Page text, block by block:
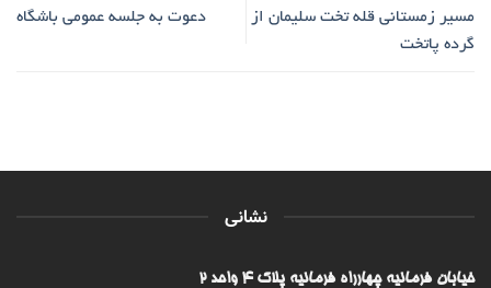
مسیر زمستانی قله تخت سلیمان از
گرده پاتخت
دعوت به جلسه عمومی باشگاه
نشانی
خیابان فرمانیه چهارراه فرمانیه پلاک ۴ واحد ۲